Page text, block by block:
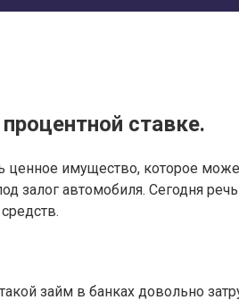
ставке.
имущество, которое
залог автомобиля. Сегодня
займ в банках довольно